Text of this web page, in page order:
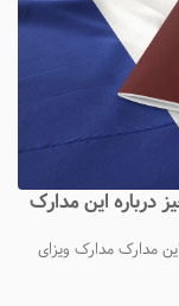
درباره این مدارک
مدارک مدارک ویزای